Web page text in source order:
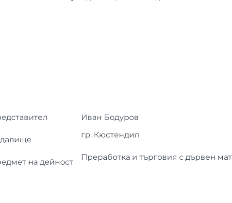
Иван Бодуров
гр. Кюстендил
на дейност
Преработка и търговия с дървен